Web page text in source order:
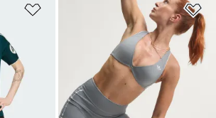
Favori Listesine Ekle